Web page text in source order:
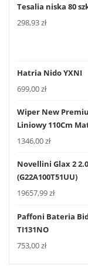
Tesalia niska 80
298,93zł
Hatria Nido YXNI
699,00zł
Wiper New
Liniowy 110Cm
1346,00zł
Novellini Glax 2
(G22A100T51UU)
19657,99zł
Paffoni Bateria
TI131NO
753,00zł